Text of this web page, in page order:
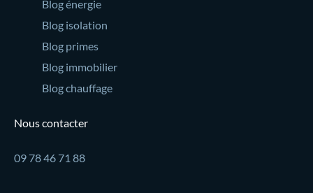
Blog énergie
Blog isolation
Blog primes
Blog immobilier
Blog chauffage
Nous contacter
09 78 46 71 88